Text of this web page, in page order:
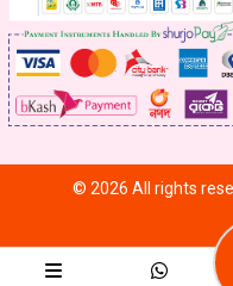
© 2026 All rights